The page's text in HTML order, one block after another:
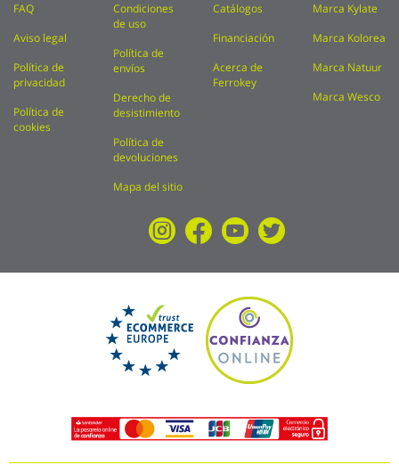
FAQ
Aviso legal
Política de
privacidad
Política de
cookies
Condiciones
de uso
Política de
envíos
Derecho de
desistimiento
Política de
devoluciones
Mapa del sitio
Catálogos
Financiación
Acerca de
Ferrokey
Marca Kylate
Marca Kolorea
Marca Natuur
Marca Wesco